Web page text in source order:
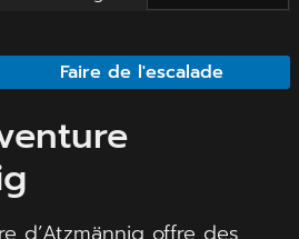
Faire de l'escalade